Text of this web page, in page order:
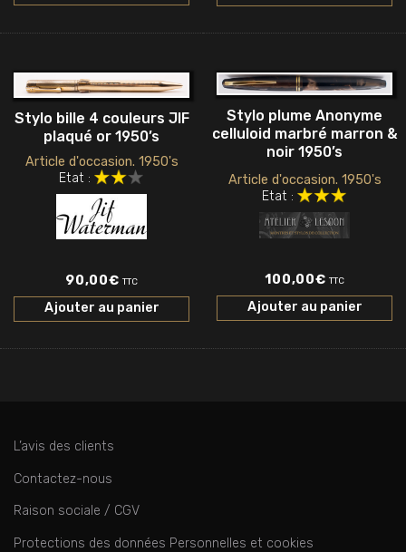
Stylo bille 4 couleurs JIF
plaqué or 1950’s
Article d'occasion. 1950's
Etat :
90,00€ TTC
Ajouter au panier
Stylo plume Anonyme
celluloid marbré marron &
noir 1950’s
Article d'occasion. 1950's
Etat :
100,00€ TTC
Ajouter au panier
L’avis des clients
Contactez-nous
Raison sociale / CGV
Protections des données Personnelles et cookies